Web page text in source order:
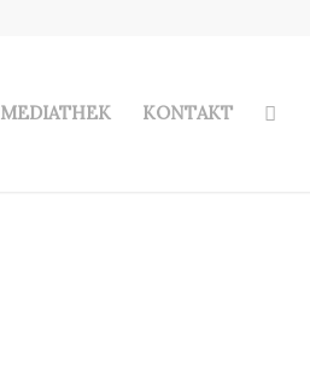
MEDIATHEK KONTAKT